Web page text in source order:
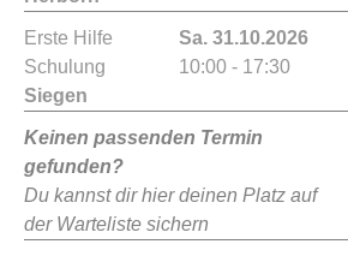
Erste Hilfe
Schulung
Siegen
Sa. 31.10.2026
10:00 - 17:30
Keinen passenden Termin
gefunden?
Du kannst dir hier deinen Platz auf
der Warteliste sichern